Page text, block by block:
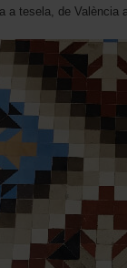
a tesela, de València